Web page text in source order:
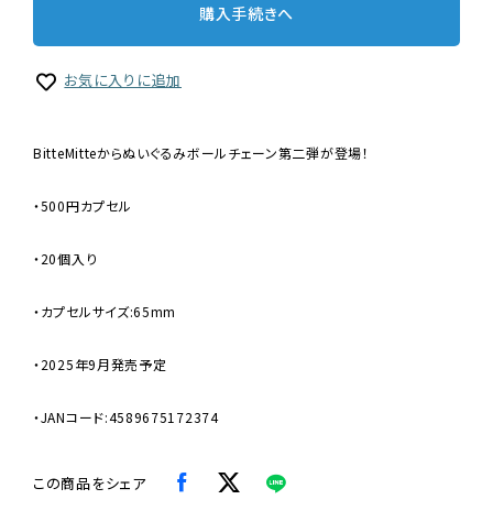
購入手続きへ
お気に入りに追加
BitteMitteからぬいぐるみボールチェーン第二弾が登場！
・500円カプセル
・20個入り
・カプセルサイズ:65mm
・2025年9月発売予定
・JANコード:4589675172374
この商品をシェア